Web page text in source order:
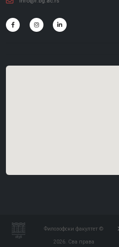
Филозофски факултет ©
2026. Сва права